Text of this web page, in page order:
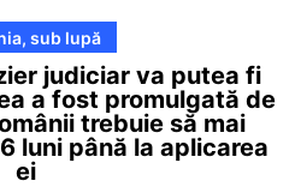
sub lupă
judiciar va putea fi
a fost promulgată de
trebuie să mai
luni până la aplicarea
ei